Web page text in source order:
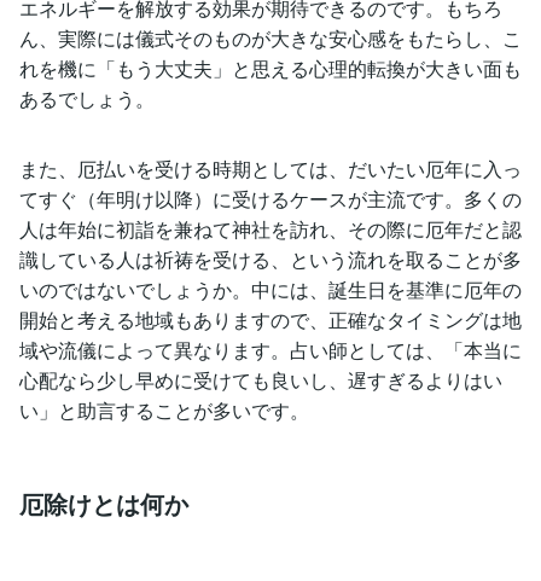
エネルギーを解放する効果が期待できるのです。もちろ
ん、実際には儀式そのものが大きな安心感をもたらし、こ
れを機に「もう大丈夫」と思える心理的転換が大きい面も
あるでしょう。
また、厄払いを受ける時期としては、だいたい厄年に入っ
てすぐ（年明け以降）に受けるケースが主流です。多くの
人は年始に初詣を兼ねて神社を訪れ、その際に厄年だと認
識している人は祈祷を受ける、という流れを取ることが多
いのではないでしょうか。中には、誕生日を基準に厄年の
開始と考える地域もありますので、正確なタイミングは地
域や流儀によって異なります。占い師としては、「本当に
心配なら少し早めに受けても良いし、遅すぎるよりはい
い」と助言することが多いです。
厄除けとは何か